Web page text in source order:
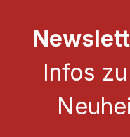
Infos